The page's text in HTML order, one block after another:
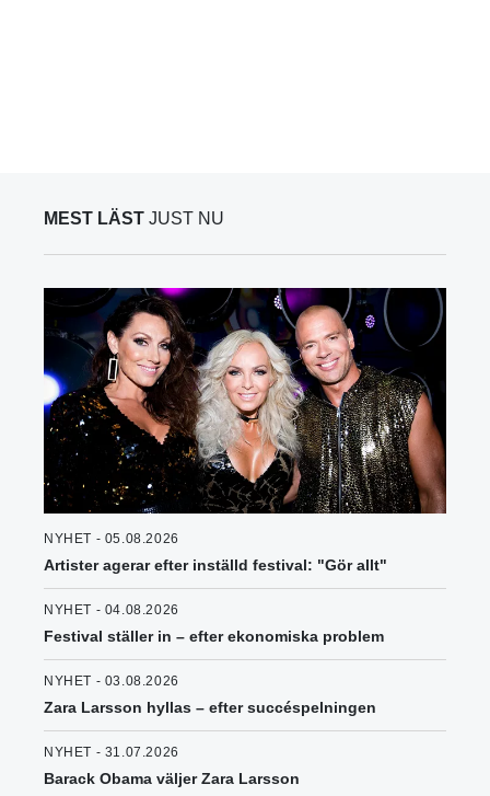
MEST LÄST JUST NU
NYHET - 05.08.2026
Artister agerar efter inställd festival: "Gör allt"
NYHET - 04.08.2026
Festival ställer in – efter ekonomiska problem
NYHET - 03.08.2026
Zara Larsson hyllas – efter succéspelningen
NYHET - 31.07.2026
Barack Obama väljer Zara Larsson